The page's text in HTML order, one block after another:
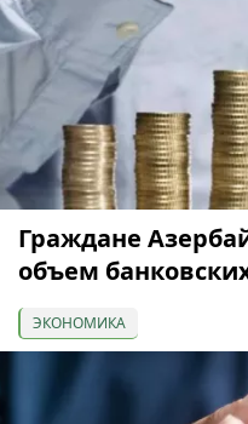
Граждане
объем
ЭКОНОМИКА